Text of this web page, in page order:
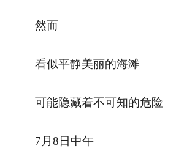
然而
看似平静美丽的海滩
可能隐藏着不可知的危险
7月8日中午